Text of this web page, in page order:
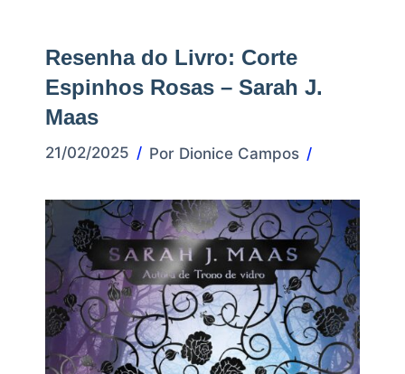
Resenha do Livro: Corte
Espinhos Rosas – Sarah J.
Maas
21/02/2025 Por Dionice Campos